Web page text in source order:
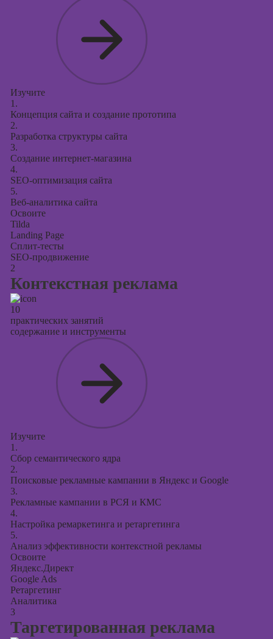
Изучите
1.
Концепция сайта и создание прототипа
2.
Разработка структуры сайта
3.
Создание интернет-магазина
4.
SEO-оптимизация сайта
5.
Веб-аналитика сайта
Освоите
Tilda
Landing Page
Сплит-тесты
SEO-продвижение
2
Контекстная реклама
10
практических занятий
содержание и инструменты
Изучите
1.
Сбор семантического ядра
2.
Поисковые рекламные кампании в Яндекс и Google
3.
Рекламные кампании в РСЯ и КМС
4.
Настройка ремаркетинга и ретаргетинга
5.
Анализ эффективности контекстной рекламы
Освоите
Яндекс.Директ
Google Ads
Ретаргетинг
Аналитика
3
Таргетированная реклама